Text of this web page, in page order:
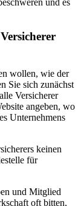
wollen, wie der
Sie sich zunächst
Versicherer
angeben, wo
Unternehmens
keinen
für
und Mitglied
oft bitten,